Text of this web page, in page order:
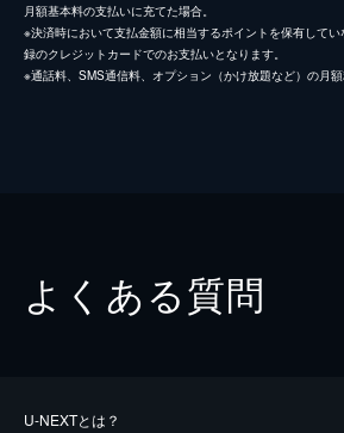
月額基本料の支払いに充てた場合。
※決済時において支払金額に相当するポイントを保有して
録のクレジットカードでのお支払いとなります。
※通話料、SMS通信料、オプション（かけ放題など）の月額
よくある質問
U-NEXTとは？